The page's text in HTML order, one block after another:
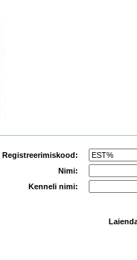
Registreerimiskood:
Nimi:
Kenneli nimi: